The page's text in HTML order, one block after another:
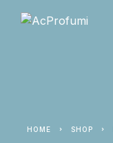
HOME SHOP